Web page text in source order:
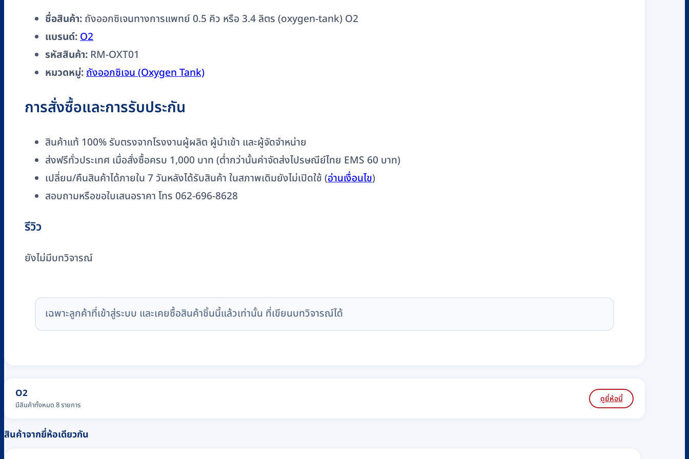
ชื่อสินค้า: ถังออกซิเจนทางการแพทย์ 0.5 คิว หรือ 3.4 ลิตร (oxygen-tank) O2
แบรนด์:O2
รหัสสินค้า: RM-OXT01
หมวดหมู่:ถังออกซิเจน (Oxygen Tank)
การสั่งซื้อและการรับประกัน
สินค้าแท้ 100% รับตรงจากโรงงานผู้ผลิต ผู้นำเข้า และผู้จัดจำหน่าย
ส่งฟรีทั่วประเทศ เมื่อสั่งซื้อครบ 1,000 บาท (ต่ำกว่านั้นค่าจัดส่งไปรษณีย์ไทย EMS 60 บาท)
เปลี่ยน/คืนสินค้าได้ภายใน 7 วันหลังได้รับสินค้า ในสภาพเดิมยังไม่เปิดใช้ (อ่านเงื่อนไข)
สอบถามหรือขอใบเสนอราคา โทร 062-696-8628
รีวิว
ยังไม่มีบทวิจารณ์
เฉพาะลูกค้าที่เข้าสู่ระบบ และเคยซื้อสินค้าชิ้นนี้แล้วเท่านั้น ที่เขียนบทวิจารณ์ได้
O2
มีสินค้าทั้งหมด 8 รายการ
ดูยี่ห้อนี้
สินค้าจากยี่ห้อเดียวกัน